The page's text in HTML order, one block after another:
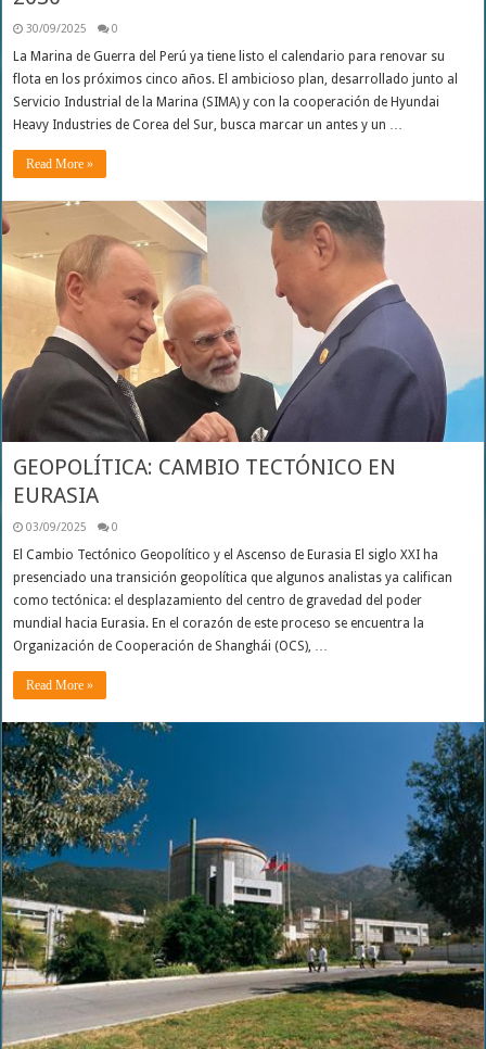
30/09/2025 0
La Marina de Guerra del Perú ya tiene listo el calendario para renovar su
flota en los próximos cinco años. El ambicioso plan, desarrollado junto al
Servicio Industrial de la Marina (SIMA) y con la cooperación de Hyundai
Heavy Industries de Corea del Sur, busca marcar un antes y un …
Read More »
GEOPOLÍTICA: CAMBIO TECTÓNICO EN
EURASIA
03/09/2025 0
El Cambio Tectónico Geopolítico y el Ascenso de Eurasia El siglo XXI ha
presenciado una transición geopolítica que algunos analistas ya califican
como tectónica: el desplazamiento del centro de gravedad del poder
mundial hacia Eurasia. En el corazón de este proceso se encuentra la
Organización de Cooperación de Shanghái (OCS), …
Read More »